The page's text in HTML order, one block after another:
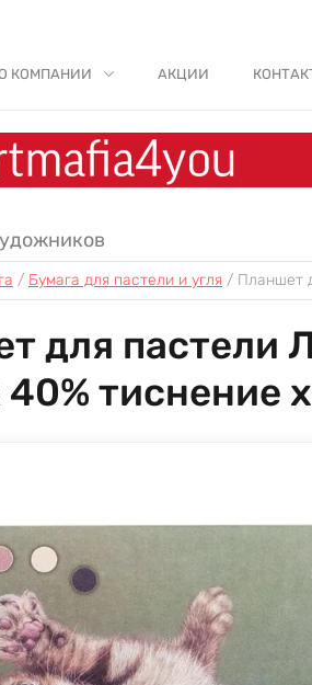
КОМПАНИИ АКЦИИ
/ Бумага для пастели и угля / Планшет
для пастели
тиснение